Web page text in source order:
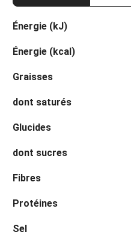
Énergie (kJ)
Énergie (kcal)
Graisses
dont saturés
Glucides
dont sucres
Fibres
Protéines
Sel